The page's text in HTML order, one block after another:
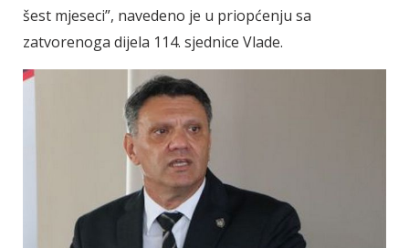
šest mjeseci”, navedeno je u priopćenju sa
zatvorenoga dijela 114. sjednice Vlade.